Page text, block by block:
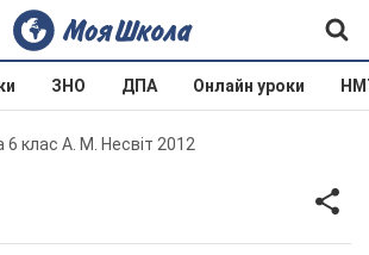
ЗНО ДПА Онлайн уроки
6 клас А. М. Несвіт 2012